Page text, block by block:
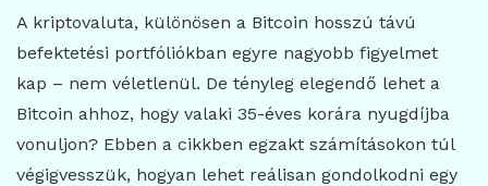
A kriptovaluta, különösen a Bitcoin hosszú távú
befektetési portfóliókban egyre nagyobb figyelmet
kap – nem véletlenül. De tényleg elegendő lehet a
Bitcoin ahhoz, hogy valaki 35-éves korára nyugdíjba
vonuljon? Ebben a cikkben egzakt számításokon túl
végigvesszük, hogyan lehet reálisan gondolkodni egy